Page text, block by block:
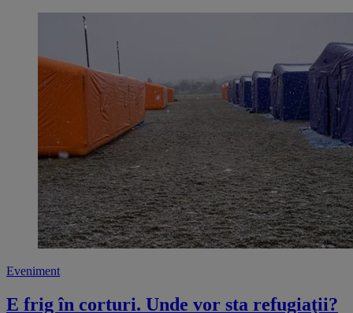
Eveniment
E frig în corturi. Unde vor sta refugiaţii?